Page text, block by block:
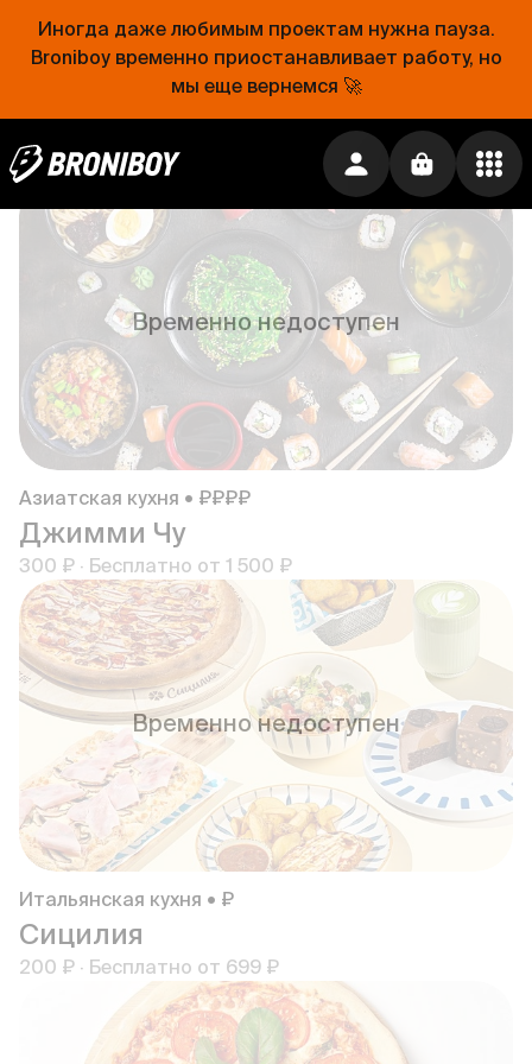
Иногда даже любимым проектам нужна пауза.
Broniboy временно приостанавливает работу, но
мы еще вернемся 🚀
Европейская кухня • ₽₽
100 ₽·Бесплатно от
Временно недоступен
Азиатская кухня • ₽₽₽₽
Джимми Чу
300 ₽ · Бесплатно от 1 500 ₽
Временно недоступен
Итальянская кухня • ₽
Сицилия
200 ₽ · Бесплатно от 699 ₽